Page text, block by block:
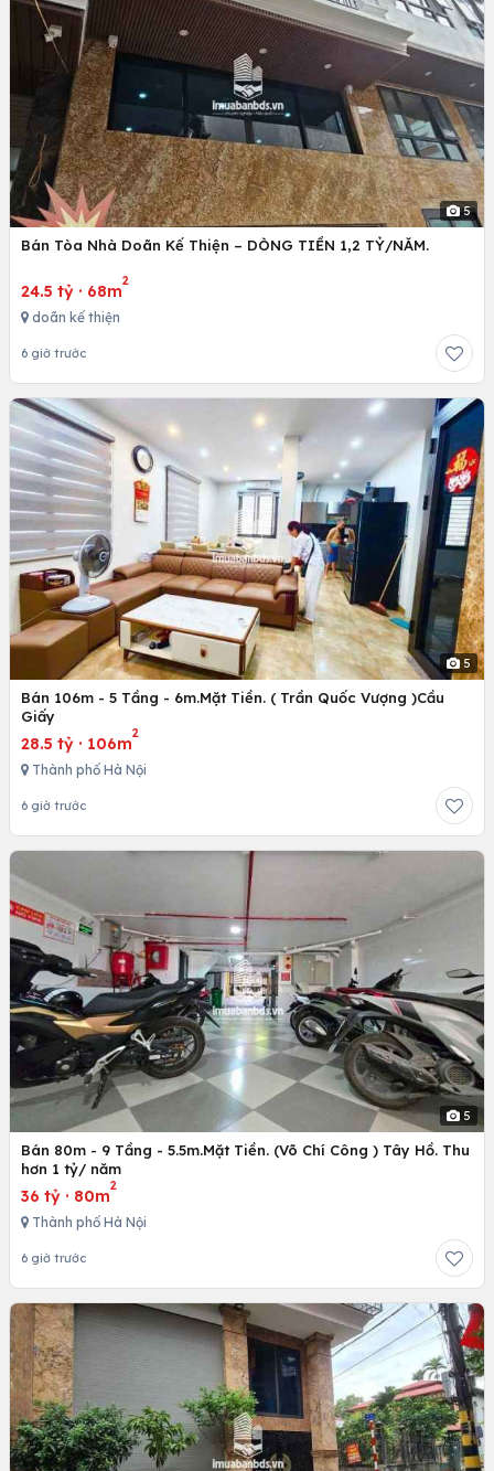
5
Bán Tòa Nhà Doãn Kế Thiện – DÒNG TIỀN 1,2 TỶ/NĂM.
24.5 tỷ · 68m
2
doãn kế thiện
6 giờ trước
5
Bán 106m - 5 Tầng - 6m.Mặt Tiền. ( Trần Quốc Vượng )Cầu
Giấy
28.5 tỷ · 106m
2
Thành phố Hà Nội
6 giờ trước
5
Bán 80m - 9 Tầng - 5.5m.Mặt Tiền. (Võ Chí Công ) Tây Hồ. Thu
hơn 1 tỷ/ năm
36 tỷ · 80m
2
Thành phố Hà Nội
6 giờ trước